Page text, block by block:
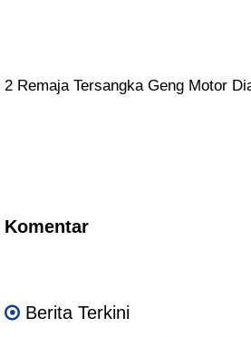
2 Remaja Tersangka Geng Motor
Komentar
Berita Terkini